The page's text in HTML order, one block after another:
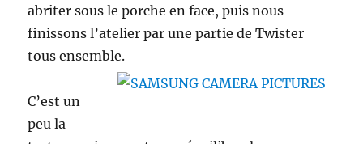
abriter sous le porche en face, puis nous
finissons l’atelier par une partie de Twister
tous ensemble.
C’est un
peu la